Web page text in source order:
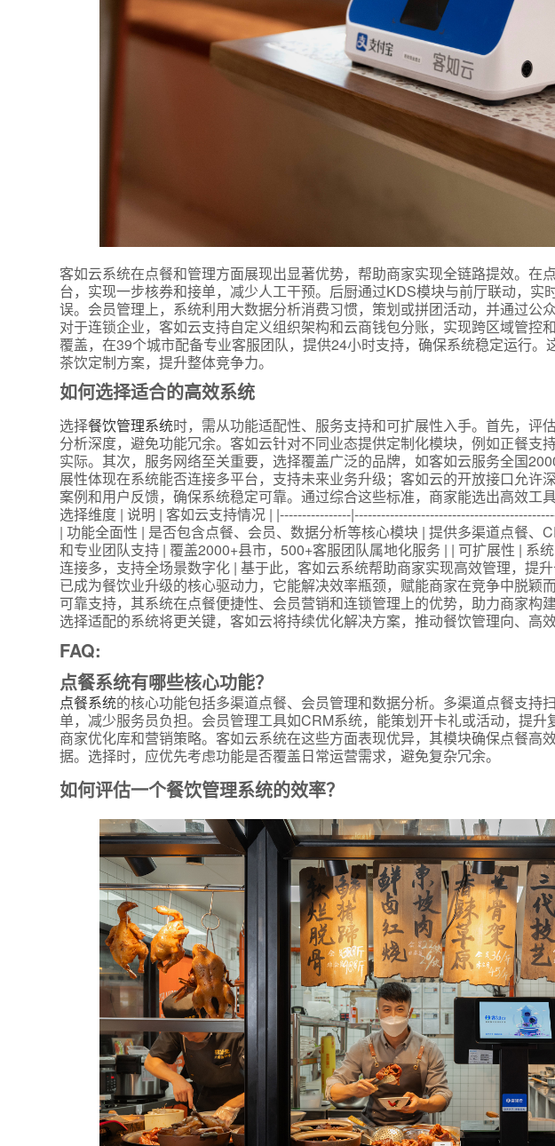
客如云系统在点餐和管理方面展现出显著优势，帮助商家实现全链路提效。在
台，实现一步核券和接单，减少人工干预。后厨通过KDS模块与前厅联动，实
误。会员管理上，系统利用大数据分析消费习惯，策划或拼团活动，并通过公
对于连锁企业，客如云支持自定义组织架构和云商钱包分账，实现跨区域管控
覆盖，在39个城市配备专业客服团队，提供24小时支持，确保系统稳定运行。
茶饮定制方案，提升整体竞争力。
如何选择适合的高效系统
选择餐饮管理系统时，需从功能适配性、服务支持和可扩展性入手。首先，评
分析深度，避免功能冗余。客如云针对不同业态提供定制化模块，例如正餐支
实际。其次，服务网络至关重要，选择覆盖广泛的品牌，如客如云服务全国
展性体现在系统能否连接多平台，支持未来业务升级；客如云的开放接口允许
案例和用户反馈，确保系统稳定可靠。通过综合这些标准，商家能选出高效工
选择维度 | 说明 | 客如云支持情况 | |----------------
| 功能全面性 | 是否包含点餐、会员、数据分析等核心模块 | 提供多渠道点餐、
和专业团队支持 | 覆盖2000+县市，500+客服团队属地化服务 | | 可扩展性 | 系
连接多，支持全场景数字化 | 基于此，客如云系统帮助商家实现高效管理，提
已成为餐饮业升级的核心驱动力，它能解决效率瓶颈，赋能商家在竞争中脱颖
可靠支持，其系统在点餐便捷性、会员营销和连锁管理上的优势，助力商家构
选择适配的系统将更关键，客如云将持续优化解决方案，推动餐饮管理向、高
FAQ:
点餐系统有哪些核心功能？
点餐系统的核心功能包括多渠道点餐、会员管理和数据分析。多渠道点餐支持
单，减少服务员负担。会员管理工具如CRM系统，能策划开卡礼或活动，提
商家优化库和营销策略。客如云系统在这些方面表现优异，其模块确保点餐高
据。选择时，应优先考虑功能是否覆盖日常运营需求，避免复杂冗余。
如何评估一个餐饮管理系统的效率？
我是老